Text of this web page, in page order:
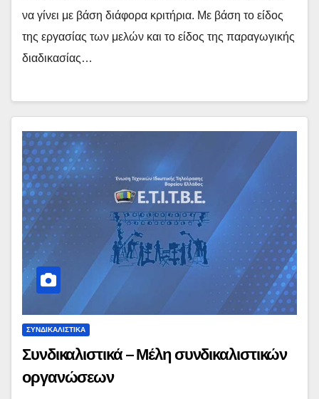
να γίνει με βάση διάφορα κριτήρια. Με βάση το είδος
της εργασίας των μελών και το είδος της παραγωγικής
διαδικασίας…
ΣΥΝΔΙΚΑΛΙΣΤΙΚΆ
Συνδικαλιστικά – Μέλη συνδικαλιστικών
οργανώσεων